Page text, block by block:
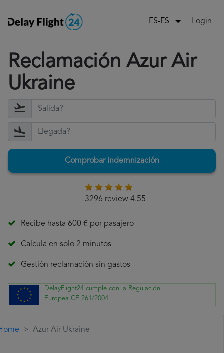
ES-ES Login
Reclamación Azur Air
Ukraine
Comprobar indemnización
3296 review 4.55
Recibe hasta 600 € por pasajero
Calcula en solo 2 minutos
Gestión reclamación sin gastos
DelayFlight24 cumple con la Regulación
Europea CE 261/2004
Azur Air Ukraine